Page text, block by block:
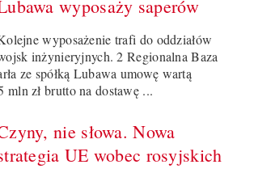
wyposaży saperów
wyposażenie trafi do oddziałów
inżynieryjnych. 2 Regionalna Baza
ze spółką Lubawa umowę wartą
mln zł brutto na dostawę ...
nie słowa. Nowa
UE wobec rosyjskich